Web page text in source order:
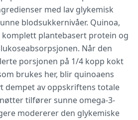
med lav glykemisk
blodsukkernivåer. Quinoa,
komplett plantebasert protein og
Når den
porsjonen på 1/4 kopp kokt
brukes her, blir quinoaens
dempet av oppskriftens totale
tilfører sunne omega-3-
modererer den glykemiske